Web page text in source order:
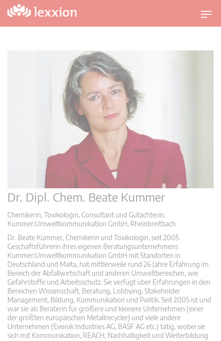
U
m
c
Dr. Dipl. Chem. Beate Kummer
Chemikerin, Toxikologin, Consultant und Gutachterin,
Kummer:Umweltkommunikation GmbH, Rheinbreitbach
Dr. Beate Kummer, Chemikerin und Toxikologin, seit 2005
Geschäftsführerin ihres eigenen Beratungsunternehmens
Kummer:Umweltkommunikation GmbH mit Standorten in
Deutschland und Malta, hat mittlerweile rund 26 Jahre Erfahrung im
Bereich der Abfallwirtschaft und anderen Umweltbereichen, wie
Gefahrstoffe und Arbeitsschutz. Sie verfügt über Erfahrungen in den
Bereichen Wissenschaft, Beratung, Lobbying, Stakeholder
Management, Bildung, Kommunikation und Politik. Seit 2005 ist und
war sie als Beraterin für größere und kleinere Unternehmen (einer
der größten europäischen Metallrecycler) und viele andere
Unternehmen (Evonik Industries AG, BASF AG etc.) tätig, wobei sie
sich mit Kommunikation, REACH, Nachhaltigkeit und Weiterbildung